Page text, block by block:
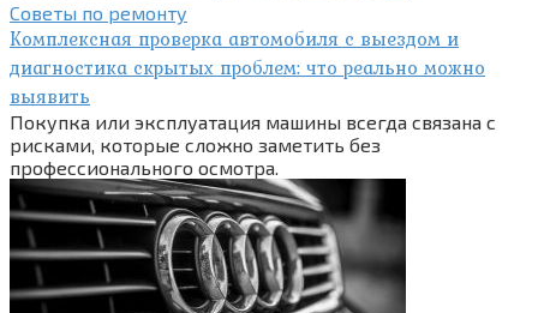
Советы по ремонту
Комплексная проверка автомобиля с выездом и
диагностика скрытых проблем: что реально можно
выявить
Покупка или эксплуатация машины всегда связана с
рисками, которые сложно заметить без
профессионального осмотра.